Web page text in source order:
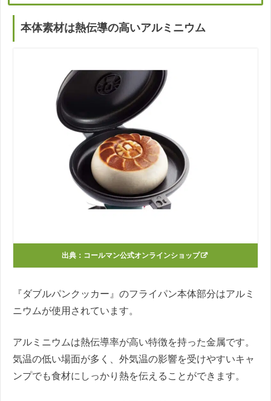
本体素材は熱伝導の高いアルミニウム
出典： コールマン公式オンラインショップ
『ダブルパンクッカー』のフライパン本体部分はアルミ
ニウムが使用されています。
アルミニウムは熱伝導率が高い特徴を持った金属です。
気温の低い場面が多く、外気温の影響を受けやすいキャ
ンプでも食材にしっかり熱を伝えることができます。